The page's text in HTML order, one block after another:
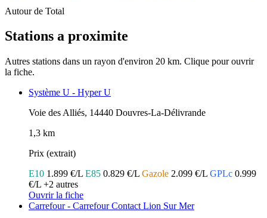
Autour de Total
Stations a proximite
Autres stations dans un rayon d'environ 20 km. Clique pour ouvrir
la fiche.
Système U - Hyper U
Voie des Alliés, 14440 Douvres-La-Délivrande
1,3 km
Prix (extrait)
E10 1.899 €/L E85 0.829 €/L Gazole 2.099 €/L GPLc 0.999
€/L +2 autres
Ouvrir la fiche
Carrefour - Carrefour Contact Lion Sur Mer